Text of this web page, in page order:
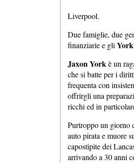
Liverpool.
Due famiglie, due
finanziarie e gliYork
Jaxon Yorkè un
che si batte per i
frequenta con
offrirgli una
ricchi ed in
Purtroppo un giorno
auto pirata e muore
capostipite dei
arrivando a 30 anni